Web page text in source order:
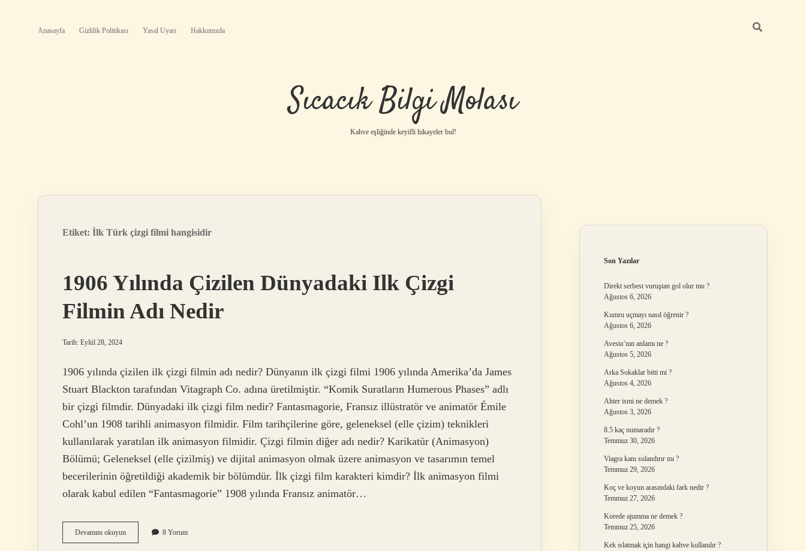
Anasayfa Gizlilik Politikası Yasal Uyarı Hakkımızda
Sıcacık Bilgi Molası
Kahve eşliğinde keyifli hikayeler bul!
Etiket: İlk Türk çizgi filmi hangisidir
1906 Yılında Çizilen Dünyadaki Ilk Çizgi
Filmin Adı Nedir
Tarih: Eylül 28, 2024
1906 yılında çizilen ilk çizgi filmin adı nedir? Dünyanın ilk çizgi filmi 1906 yılında Amerika’da James
Stuart Blackton tarafından Vitagraph Co. adına üretilmiştir. “Komik Suratların Humerous Phases” adlı
bir çizgi filmdir. Dünyadaki ilk çizgi film nedir? Fantasmagorie, Fransız illüstratör ve animatör Émile
Cohl’un 1908 tarihli animasyon filmidir. Film tarihçilerine göre, geleneksel (elle çizim) teknikleri
kullanılarak yaratılan ilk animasyon filmidir. Çizgi filmin diğer adı nedir? Karikatür (Animasyon)
Bölümü; Geleneksel (elle çizilmiş) ve dijital animasyon olmak üzere animasyon ve tasarımın temel
becerilerinin öğretildiği akademik bir bölümdür. İlk çizgi film karakteri kimdir? İlk animasyon filmi
olarak kabul edilen “Fantasmagorie” 1908 yılında Fransız animatör…
Devamını okuyun1906
Yılında
8 Yorum
Son Yazılar
Direkt serbest vuruştan gol olur mu ?
Ağustos 6, 2026
Kumru uçmayı nasıl öğrenir ?
Ağustos 6, 2026
Avesta’nın anlamı ne ?
Ağustos 5, 2026
Arka Sokaklar bitti mi ?
Ağustos 4, 2026
Ahter ismi ne demek ?
Ağustos 3, 2026
8.5 kaç numaradır ?
Temmuz 30, 2026
Viagra kanı sulandırır mı ?
Temmuz 29, 2026
Koç ve koyun arasındaki fark nedir ?
Temmuz 27, 2026
Korede ajumma ne demek ?
Temmuz 25, 2026
Kek ıslatmak için hangi kahve kullanılır ?